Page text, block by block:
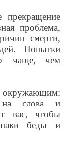
проблема,
смерти,
Попытки
чаще, чем
на слова и
вас, чтобы
беды и